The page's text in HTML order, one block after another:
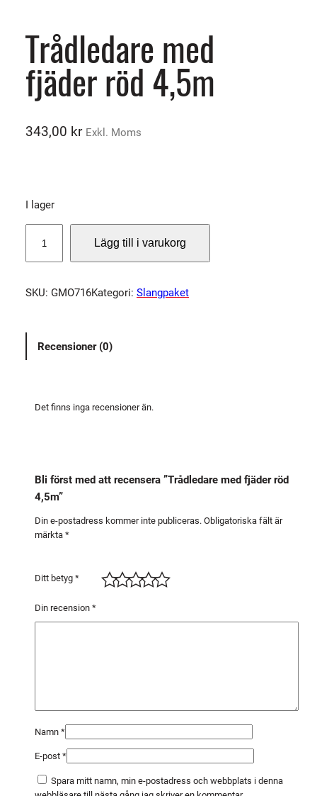
Trådledare med
fjäder röd 4,5m
343,00 kr Exkl. Moms
I lager
å
l
d
Lägg till i varukorg
SKU: GMO716Kategori: Slangpaket
Recensioner (0)
Det finns inga recensioner än.
Bli först med att recensera ”Trådledare med fjäder röd
4,5m”
Din e-postadress kommer inte publiceras. Obligatoriska fält är
märkta *
Ditt betyg *
Din recension *
Namn *
E-post *
Spara mitt namn, min e-postadress och webbplats i denna